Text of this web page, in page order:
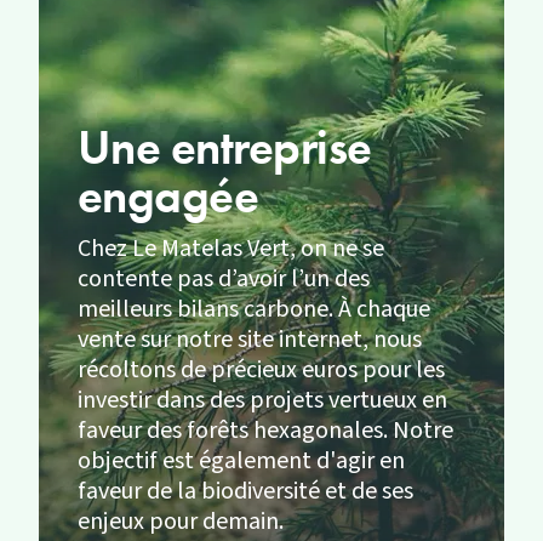
Une entreprise
engagée
Chez Le Matelas Vert, on ne se
contente pas d’avoir l’un des
meilleurs bilans carbone. À chaque
vente sur notre site internet, nous
récoltons de précieux euros pour les
investir dans des projets vertueux en
faveur des forêts hexagonales. Notre
objectif est également d'agir en
faveur de la biodiversité et de ses
enjeux pour demain.